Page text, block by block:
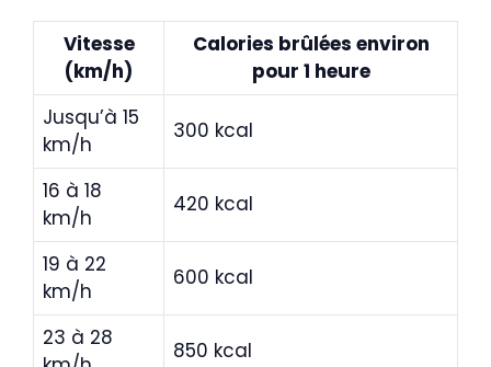
Vitesse
(km/h)
Calories brûlées environ
pour 1 heure
Jusqu’à 15
km/h
300 kcal
16 à 18
km/h
420 kcal
19 à 22
km/h
600 kcal
23 à 28
850 kcal